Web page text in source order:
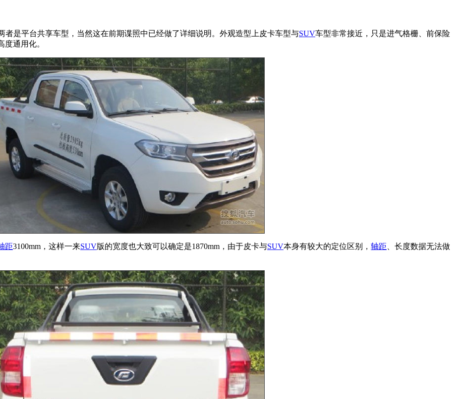
者是平台共享车型，当然这在前期谍照中已经做了详细说明。外观造型上皮卡车型与SUV车型非常接近，只是进气格栅、前保险
度通用化。
距3100mm，这样一来SUV版的宽度也大致可以确定是1870mm，由于皮卡与SUV本身有较大的定位区别， 轴距 、长度数据无法做